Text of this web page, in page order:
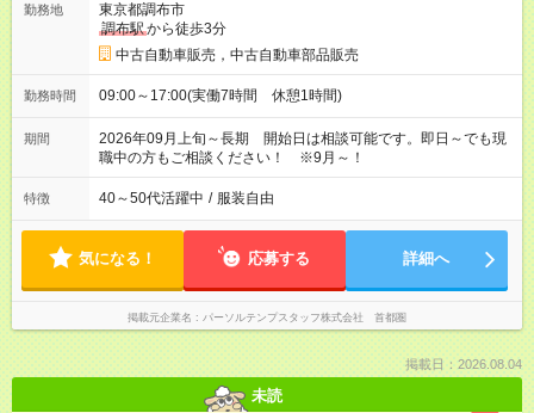
勤務地
東京都調布市
調布駅から徒歩3分
中古自動車販売，中古自動車部品販売
勤務時間 09:00～17:00(実働7時間 休憩1時間)
期間
2026年09月上旬～長期 開始日は相談可能です。即日～でも現
職中の方もご相談ください！ ※9月～！
特徴 40～50代活躍中 / 服装自由
気になる！ 応募する 詳細へ
掲載元企業名 パーソルテンプスタッフ株式会社 首都圏
掲載日：2026.08.04
未読